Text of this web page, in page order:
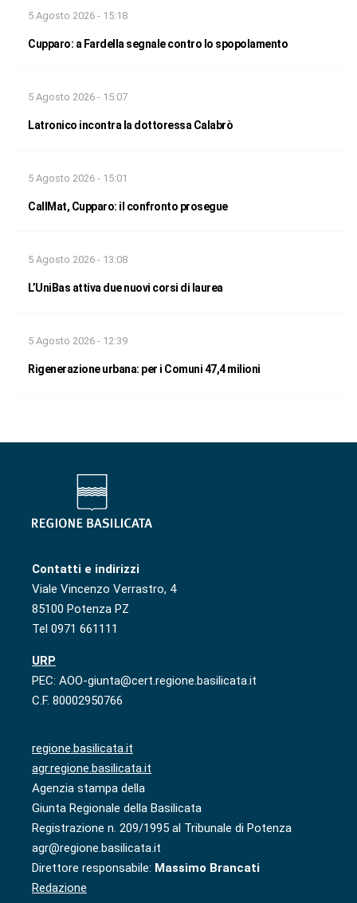
5 Agosto 2026 - 15:18
Cupparo: a Fardella segnale contro lo spopolamento
5 Agosto 2026 - 15:07
Latronico incontra la dottoressa Calabrò
5 Agosto 2026 - 15:01
CallMat, Cupparo: il confronto prosegue
5 Agosto 2026 - 13:08
L’UniBas attiva due nuovi corsi di laurea
5 Agosto 2026 - 12:39
Rigenerazione urbana: per i Comuni 47,4 milioni
Contatti e indirizzi
Viale Vincenzo Verrastro, 4
85100 Potenza PZ
Tel 0971 661111
URP
PEC: AOO-giunta@cert.regione.basilicata.it
C.F. 80002950766
regione.basilicata.it
agr.regione.basilicata.it
Agenzia stampa della
Giunta Regionale della Basilicata
Registrazione n. 209/1995 al Tribunale di Potenza
agr@regione.basilicata.it
Direttore responsabile: Massimo Brancati
Redazione